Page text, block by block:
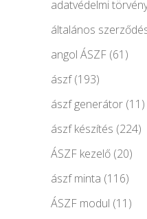
adatvédelmi
általános
angol ÁSZF (61)
ászf(193)
ászf generátor (11)
ászf készítés (224)
ÁSZF kezelő (20)
ászf minta (116)
ÁSZF modul (11)